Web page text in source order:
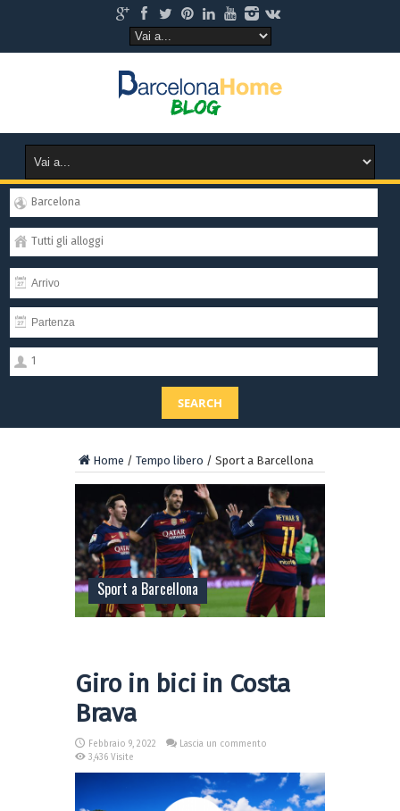
Barcelona
Tutti gli alloggi
1
SEARCH
Home / Tempo libero / Sport a Barcellona
Sport a Barcellona
Giro in bici in Costa
Brava
Febbraio 9, 2022
Lascia un commento
3,436 Visite